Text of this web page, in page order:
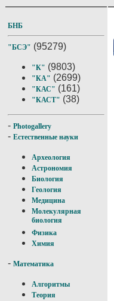
БНБ
"БСЭ" (95279)
"К" (9803)
"КА" (2699)
"КАС" (161)
"КАСТ" (38)
- Photogallery
- Естественные науки
Археология
Астрономия
Биология
Геология
Медицина
Молекулярная
биология
Физика
Химия
- Математика
Алгоритмы
Теория